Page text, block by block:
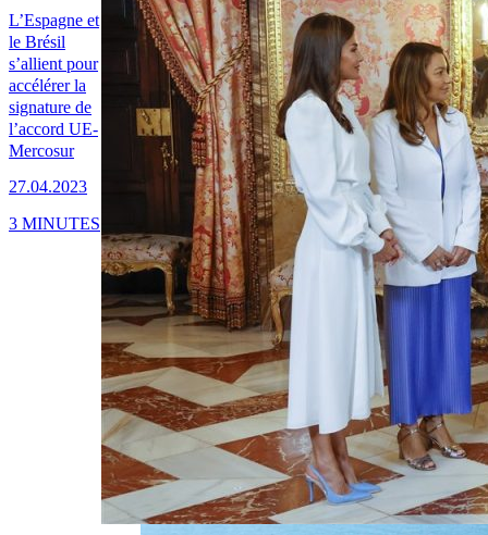
L’Espagne et
le Brésil
s’allient pour
accélérer la
signature de
l’accord UE-
Mercosur
27.04.2023
3 MINUTES